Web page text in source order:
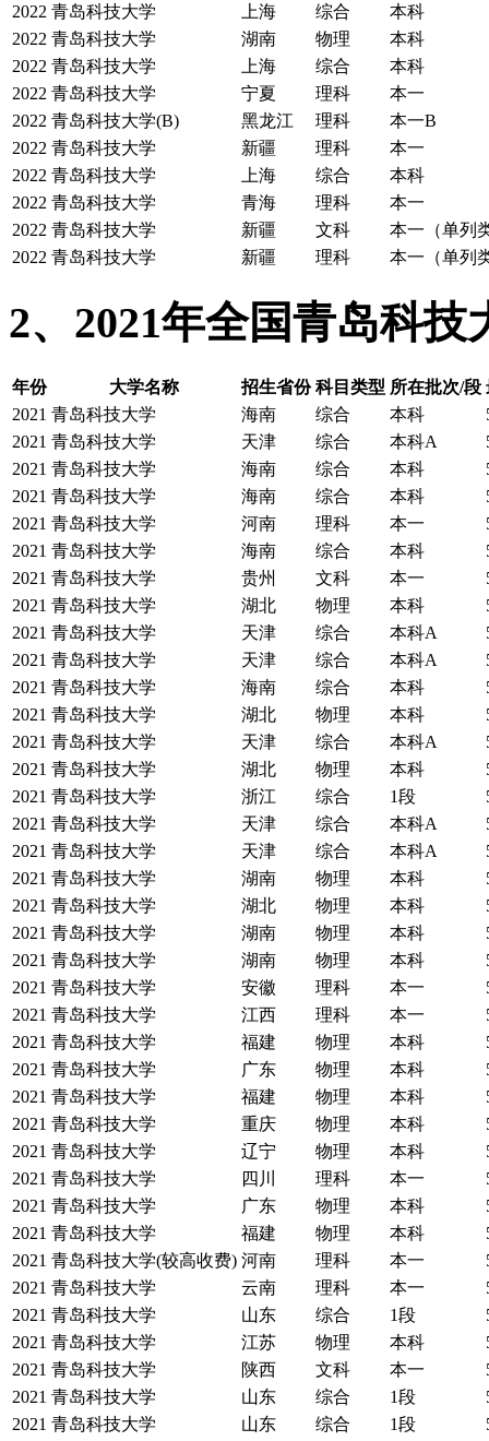
2022 青岛科技大学 上海 综合
本科
2022 青岛科技大学 湖南 物理
本科
2022 青岛科技大学 上海 综合
本科
2022 青岛科技大学 宁夏 理科
本一
2022 青岛科技大学(B) 黑龙江 理科
本一B
2022 青岛科技大学 新疆 理科
本一
2022 青岛科技大学 上海 综合
本科
2022 青岛科技大学 青海 理科
本一
2022 青岛科技大学 新疆 文科
本一（单列
2022 青岛科技大学 新疆 理科 本一（单列
2、2021年全国青岛科技
年份 大学名称 招生省份 科目类型 所在批次/段
2021 青岛科技大学 海南 综合 本科
2021 青岛科技大学 天津 综合 本科A
2021 青岛科技大学 海南 综合 本科
2021 青岛科技大学 海南 综合 本科
2021 青岛科技大学 河南 理科 本一
2021 青岛科技大学 海南 综合 本科
2021 青岛科技大学 贵州 文科 本一
2021 青岛科技大学 湖北 物理 本科
2021 青岛科技大学 天津 综合 本科A
2021 青岛科技大学 天津 综合 本科A
2021 青岛科技大学 海南 综合 本科
2021 青岛科技大学 湖北 物理 本科
2021 青岛科技大学 天津 综合 本科A
2021 青岛科技大学 湖北 物理 本科
2021 青岛科技大学 浙江 综合 1段
2021 青岛科技大学 天津 综合 本科A
2021 青岛科技大学 天津 综合 本科A
2021 青岛科技大学 湖南 物理 本科
2021 青岛科技大学 湖北 物理 本科
2021 青岛科技大学 湖南 物理 本科
2021 青岛科技大学 湖南 物理 本科
2021 青岛科技大学 安徽 理科 本一
2021 青岛科技大学 江西 理科 本一
2021 青岛科技大学 福建 物理 本科
2021 青岛科技大学 广东 物理 本科
2021 青岛科技大学 福建 物理 本科
2021 青岛科技大学 重庆 物理 本科
2021 青岛科技大学 辽宁 物理 本科
2021 青岛科技大学 四川 理科 本一
2021 青岛科技大学 广东 物理 本科
2021 青岛科技大学 福建 物理 本科
2021 青岛科技大学(较高收费) 河南 理科 本一
2021 青岛科技大学 云南 理科 本一
2021 青岛科技大学 山东 综合 1段
2021 青岛科技大学 江苏 物理 本科
2021 青岛科技大学 陕西 文科 本一
2021 青岛科技大学 山东 综合 1段
2021 青岛科技大学 山东 综合 1段